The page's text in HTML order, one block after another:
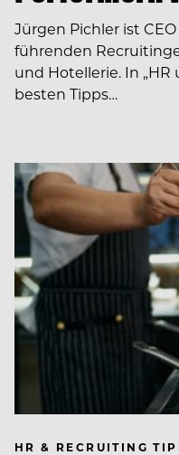
Jürgen Pichler ist
führenden
und Hotellerie. In
besten Tipps…
HR & RECRUITING